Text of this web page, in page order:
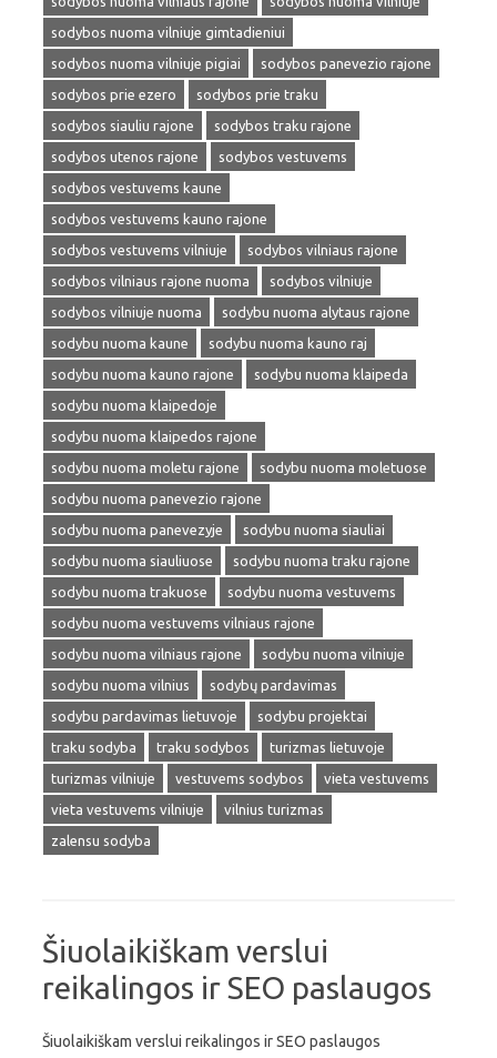
sodybos nuoma vilniuje gimtadieniui
sodybos nuoma vilniuje pigiai
sodybos panevezio rajone
sodybos prie ezero
sodybos prie traku
sodybos siauliu rajone
sodybos traku rajone
sodybos utenos rajone
sodybos vestuvems
sodybos vestuvems kaune
sodybos vestuvems kauno rajone
sodybos vestuvems vilniuje
sodybos vilniaus rajone
sodybos vilniaus rajone nuoma
sodybos vilniuje
sodybos vilniuje nuoma
sodybu nuoma alytaus rajone
sodybu nuoma kaune
sodybu nuoma kauno raj
sodybu nuoma kauno rajone
sodybu nuoma klaipeda
sodybu nuoma klaipedoje
sodybu nuoma klaipedos rajone
sodybu nuoma moletu rajone
sodybu nuoma moletuose
sodybu nuoma panevezio rajone
sodybu nuoma panevezyje
sodybu nuoma siauliai
sodybu nuoma siauliuose
sodybu nuoma traku rajone
sodybu nuoma trakuose
sodybu nuoma vestuvems
sodybu nuoma vestuvems vilniaus rajone
sodybu nuoma vilniaus rajone
sodybu nuoma vilniuje
sodybu nuoma vilnius
sodybų pardavimas
sodybu pardavimas lietuvoje
sodybu projektai
traku sodyba
traku sodybos
turizmas lietuvoje
turizmas vilniuje
vestuvems sodybos
vieta vestuvems
vieta vestuvems vilniuje
vilnius turizmas
zalensu sodyba
Šiuolaikiškam verslui
reikalingos ir SEO paslaugos
Šiuolaikiškam verslui reikalingos ir SEO paslaugos